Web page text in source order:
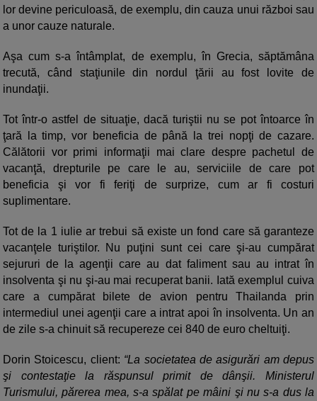
lor devine periculoasă, de exemplu, din cauza unui război sau
a unor cauze naturale.
Aşa cum s-a întâmplat, de exemplu, în Grecia, săptămâna
trecută, când staţiunile din nordul ţării au fost lovite de
inundaţii.
Tot într-o astfel de situaţie, dacă turiştii nu se pot întoarce în
ţară la timp, vor beneficia de până la trei nopţi de cazare.
Călătorii vor primi informaţii mai clare despre pachetul de
vacanţă, drepturile pe care le au, serviciile de care pot
beneficia şi vor fi feriţi de surprize, cum ar fi costuri
suplimentare.
Tot de la 1 iulie ar trebui să existe un fond care să garanteze
vacanţele turiştilor. Nu puţini sunt cei care şi-au cumpărat
sejururi de la agenţii care au dat faliment sau au intrat în
insolventa şi nu şi-au mai recuperat banii. Iată exemplul cuiva
care a cumpărat bilete de avion pentru Thailanda prin
intermediul unei agenţii care a intrat apoi în insolventa. Un an
de zile s-a chinuit să recupereze cei 840 de euro cheltuiţi.
Dorin Stoicescu, client: “La societatea de asigurări am depus
şi contestaţie la răspunsul primit de dânşii. Ministerul
Turismului, părerea mea, s-a spălat pe mâini şi nu s-a dus la